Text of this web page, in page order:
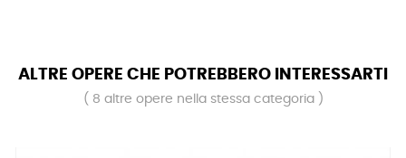
ALTRE OPERE CHE POTREBBERO INTERESSARTI
( 8 altre opere nella stessa categoria )